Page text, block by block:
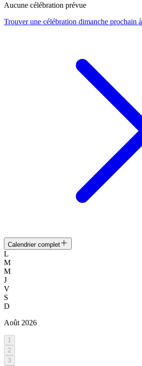
Aucune célébration prévue
Trouver une célébration dimanche prochain à
Calendrier complet
L
M
M
J
V
S
D
Août 2026
1
2
3